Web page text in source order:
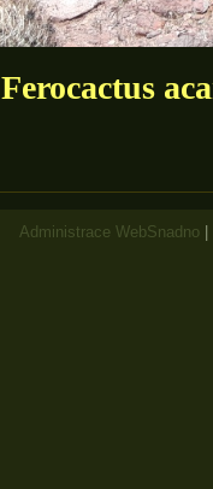
Ferocactus
Administrace WebSnadno|